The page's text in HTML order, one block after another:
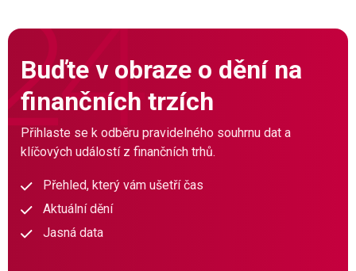
Buďte v obraze o dění na
finančních trzích
Přihlaste se k odběru pravidelného souhrnu dat a
klíčových událostí z finančních trhů.
Přehled, který vám ušetří čas
Aktuální dění
Jasná data